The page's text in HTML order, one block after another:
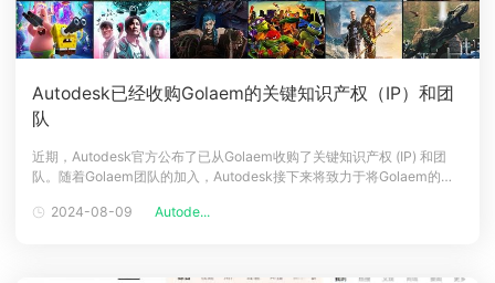
Autodesk已经收购Golaem的关键知识产权（IP）和团
队
近期，Autodesk官方公布了已从Golaem收购了关键知识产权 (IP) 和团
队。随着Golaem团队的加入，Autodesk接下来将致力于将Golaem的关
Golaem自豪地为数百个制作提供了动力，其中许多是他们时代的佼佼
2024-08-09 Autode...